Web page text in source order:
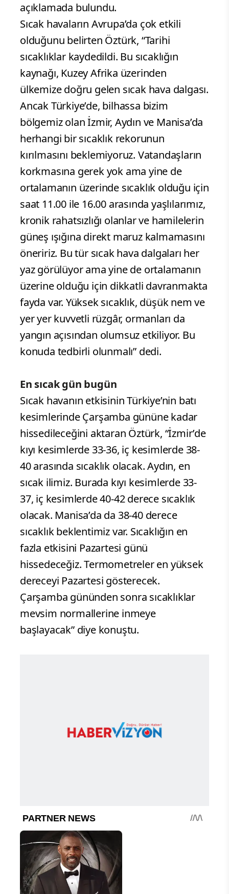
açıklamada bulundu.
Sıcak havaların Avrupa’da çok etkili
olduğunu belirten Öztürk, “Tarihi
sıcaklıklar kaydedildi. Bu sıcaklığın
kaynağı, Kuzey Afrika üzerinden
ülkemize doğru gelen sıcak hava dalgası.
Ancak Türkiye’de, bilhassa bizim
bölgemiz olan İzmir, Aydın ve Manisa’da
herhangi bir sıcaklık rekorunun
kırılmasını beklemiyoruz. Vatandaşların
korkmasına gerek yok ama yine de
ortalamanın üzerinde sıcaklık olduğu için
saat 11.00 ile 16.00 arasında yaşlılarımız,
kronik rahatsızlığı olanlar ve hamilelerin
güneş ışığına direkt maruz kalmamasını
öneririz. Bu tür sıcak hava dalgaları her
yaz görülüyor ama yine de ortalamanın
üzerine olduğu için dikkatli davranmakta
fayda var. Yüksek sıcaklık, düşük nem ve
yer yer kuvvetli rüzgâr, ormanları da
yangın açısından olumsuz etkiliyor. Bu
konuda tedbirli olunmalı” dedi.
En sıcak gün bugün
Sıcak havanın etkisinin Türkiye’nin batı
kesimlerinde Çarşamba gününe kadar
hissedileceğini aktaran Öztürk, “İzmir’de
kıyı kesimlerde 33-36, iç kesimlerde 38-
40 arasında sıcaklık olacak. Aydın, en
sıcak ilimiz. Burada kıyı kesimlerde 33-
37, iç kesimlerde 40-42 derece sıcaklık
olacak. Manisa’da da 38-40 derece
sıcaklık beklentimiz var. Sıcaklığın en
fazla etkisini Pazartesi günü
hissedeceğiz. Termometreler en yüksek
dereceyi Pazartesi gösterecek.
Çarşamba gününden sonra sıcaklıklar
mevsim normallerine inmeye
başlayacak” diye konuştu.